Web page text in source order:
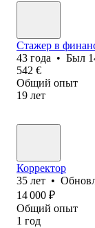
Стажер в
43 года • Был
542 €
Общий опыт
19 лет
Корректор
35 лет •
14 000 ₽
Общий опыт
1 год